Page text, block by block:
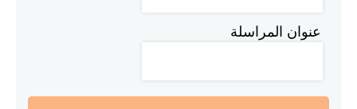
عنوان المراسلة